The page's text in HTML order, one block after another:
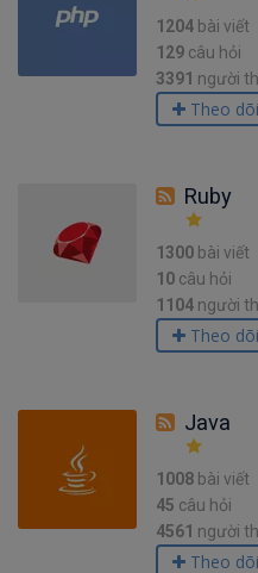
1204 bài viết
129 câu hỏi
3391 người
Theo dõi
Ruby
1300 bài viết
10 câu hỏi
1104 người
Theo dõi
Java
1008 bài viết
45 câu hỏi
4561 người
Theo dõi